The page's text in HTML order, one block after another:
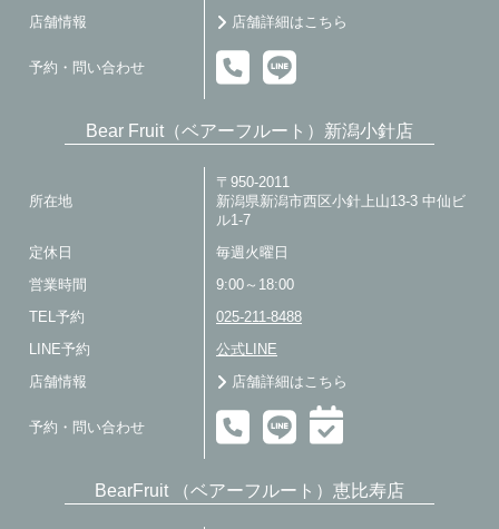
店舗情報 店舗詳細はこちら
予約・問い合わせ
Bear Fruit（ベアーフルート）新潟小針店
所在地
〒950-2011
新潟県新潟市西区小針上山13-3 中仙ビ
ル1-7
定休日 毎週火曜日
営業時間 9:00～18:00
TEL予約 025-211-8488
LINE予約 公式LINE
店舗情報 店舗詳細はこちら
予約・問い合わせ
BearFruit （ベアーフルート）恵比寿店